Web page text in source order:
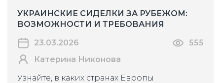
УКРАИНСКИЕ СИДЕЛКИ ЗА РУБЕЖОМ:
ВОЗМОЖНОСТИ И ТРЕБОВАНИЯ
23.03.2026
555
Катерина Никонова
Узнайте, в каких странах Европы